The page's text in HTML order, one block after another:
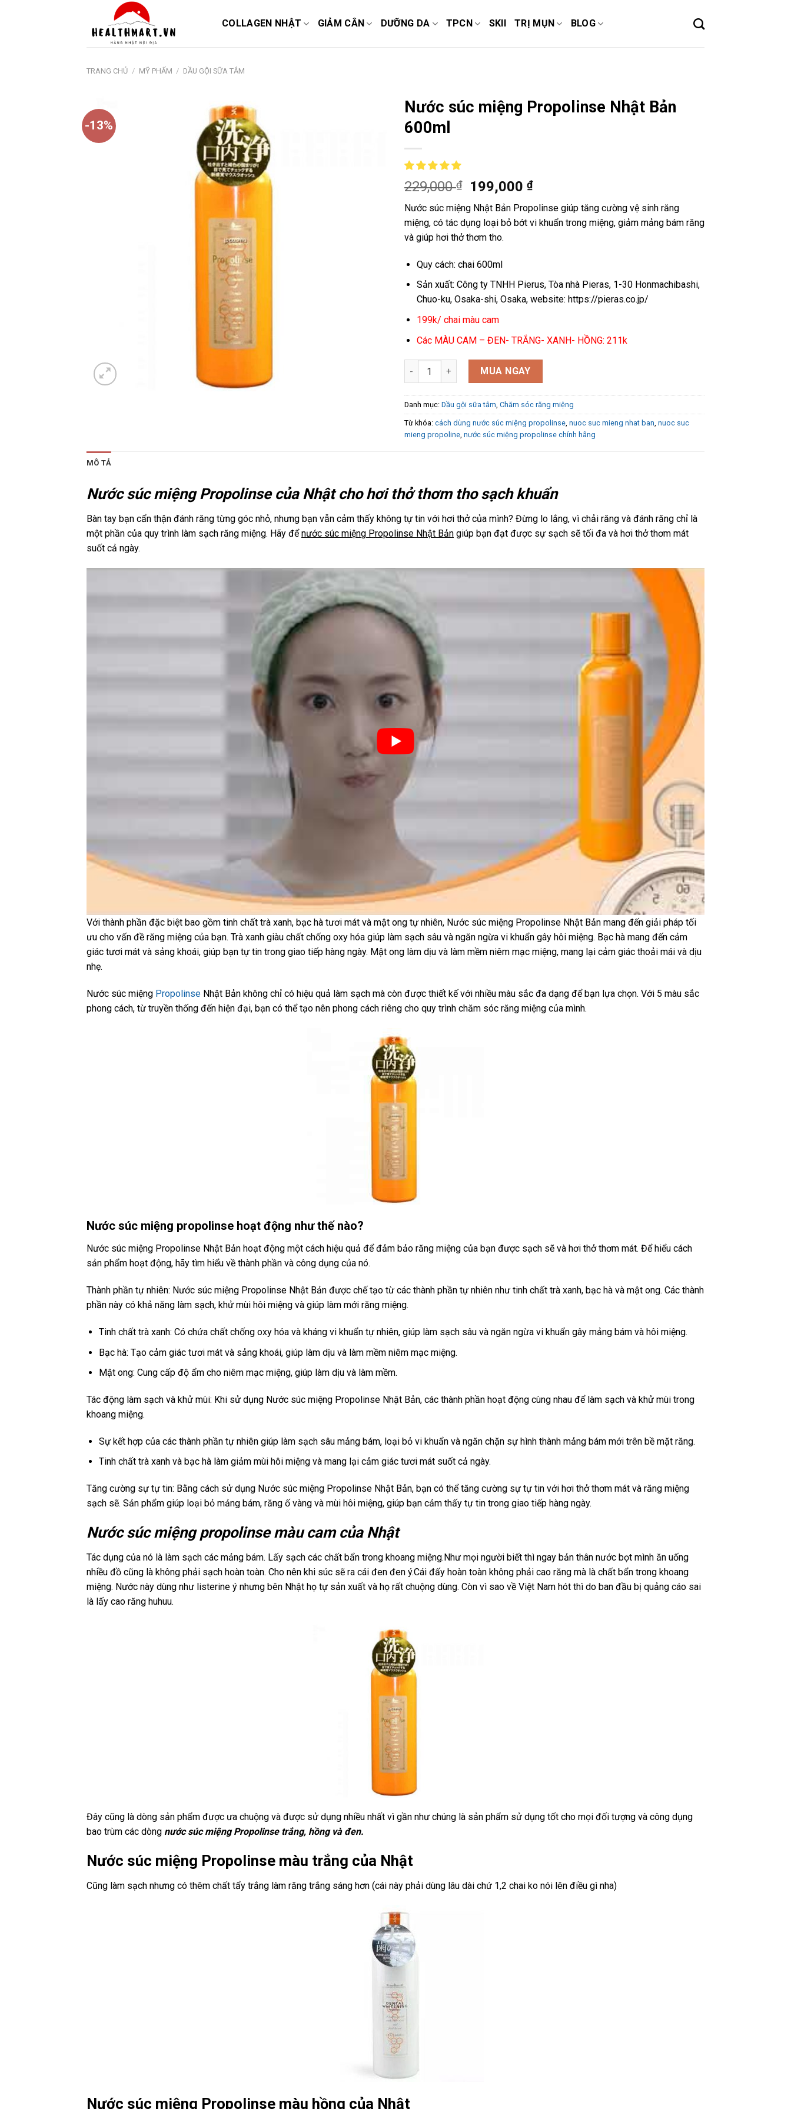
COLLAGEN NHẬT GIẢM CÂN DƯỠNG DA TPCN SKII TRỊ MỤN BLOG
TRANG CHỦ / MỸ PHẨM / DẦU GỘI SỮA TẮM
-13%
Nước súc miệng Propolinse Nhật Bản
600ml
229,000₫ 199,000₫
Nước súc miệng Nhật Bản Propolinse giúp tăng cường vệ sinh răng
miệng, có tác dụng loại bỏ bớt vi khuẩn trong miệng, giảm mảng bám răng
và giúp hơi thở thơm tho.
Quy cách: chai 600ml
Sản xuất: Công ty TNHH Pierus, Tòa nhà Pieras, 1-30 Honmachibashi,
Chuo-ku, Osaka-shi, Osaka, website: https://pieras.co.jp/
199k/ chai màu cam
Các MÀU CAM – ĐEN- TRẮNG- XANH- HỒNG: 211k
Nước súc miệng Propolinse Nhật Bản 600ml số lượng
MUA NGAY
Danh mục: Dầu gội sữa tắm, Chăm sóc răng miệng
Từ khóa: cách dùng nước súc miệng propolinse, nuoc suc mieng nhat ban, nuoc suc
mieng propoline, nước súc miệng propolinse chính hãng
MÔ TẢ
Nước súc miệng Propolinse của Nhật cho hơi thở thơm tho sạch khuẩn
Bàn tay bạn cẩn thận đánh răng từng góc nhỏ, nhưng bạn vẫn cảm thấy không tự tin với hơi thở của mình? Đừng lo lắng, vì chải răng và đánh răng chỉ là
một phần của quy trình làm sạch răng miệng. Hãy đểnước súc miệng Propolinse Nhật Bản giúp bạn đạt được sự sạch sẽ tối đa và hơi thở thơm mát
suốt cả ngày.
Với thành phần đặc biệt bao gồm tinh chất trà xanh, bạc hà tươi mát và mật ong tự nhiên, Nước súc miệng Propolinse Nhật Bản mang đến giải pháp tối
ưu cho vấn đề răng miệng của bạn. Trà xanh giàu chất chống oxy hóa giúp làm sạch sâu và ngăn ngừa vi khuẩn gây hôi miệng. Bạc hà mang đến cảm
giác tươi mát và sảng khoái, giúp bạn tự tin trong giao tiếp hàng ngày. Mật ong làm dịu và làm mềm niêm mạc miệng, mang lại cảm giác thoải mái và dịu
nhẹ.
Nước súc miệng Propolinse Nhật Bản không chỉ có hiệu quả làm sạch mà còn được thiết kế với nhiều màu sắc đa dạng để bạn lựa chọn. Với 5 màu sắc
phong cách, từ truyền thống đến hiện đại, bạn có thể tạo nên phong cách riêng cho quy trình chăm sóc răng miệng của mình.
Nước súc miệng propolinse hoạt động như thế nào?
Nước súc miệng Propolinse Nhật Bản hoạt động một cách hiệu quả để đảm bảo răng miệng của bạn được sạch sẽ và hơi thở thơm mát. Để hiểu cách
sản phẩm hoạt động, hãy tìm hiểu về thành phần và công dụng của nó.
Thành phần tự nhiên: Nước súc miệng Propolinse Nhật Bản được chế tạo từ các thành phần tự nhiên như tinh chất trà xanh, bạc hà và mật ong. Các thành
phần này có khả năng làm sạch, khử mùi hôi miệng và giúp làm mới răng miệng.
Tinh chất trà xanh: Có chứa chất chống oxy hóa và kháng vi khuẩn tự nhiên, giúp làm sạch sâu và ngăn ngừa vi khuẩn gây mảng bám và hôi miệng.
Bạc hà: Tạo cảm giác tươi mát và sảng khoái, giúp làm dịu và làm mềm niêm mạc miệng.
Mật ong: Cung cấp độ ẩm cho niêm mạc miệng, giúp làm dịu và làm mềm.
Tác động làm sạch và khử mùi: Khi sử dụng Nước súc miệng Propolinse Nhật Bản, các thành phần hoạt động cùng nhau để làm sạch và khử mùi trong
khoang miệng.
Sự kết hợp của các thành phần tự nhiên giúp làm sạch sâu mảng bám, loại bỏ vi khuẩn và ngăn chặn sự hình thành mảng bám mới trên bề mặt răng.
Tinh chất trà xanh và bạc hà làm giảm mùi hôi miệng và mang lại cảm giác tươi mát suốt cả ngày.
Tăng cường sự tự tin: Bằng cách sử dụng Nước súc miệng Propolinse Nhật Bản, bạn có thể tăng cường sự tự tin với hơi thở thơm mát và răng miệng
sạch sẽ. Sản phẩm giúp loại bỏ mảng bám, răng ố vàng và mùi hôi miệng, giúp bạn cảm thấy tự tin trong giao tiếp hàng ngày.
Nước súc miệng propolinse màu cam của Nhật
Tác dụng của nó là làm sạch các mảng bám. Lấy sạch các chất bẩn trong khoang miệng.Như mọi người biết thì ngay bản thân nước bọt mình ăn uống
nhiều đồ cũng là không phải sạch hoàn toàn. Cho nên khi súc sẽ ra cái đen đen ý.Cái đấy hoàn toàn không phải cao răng mà là chất bẩn trong khoang
miệng. Nước này dùng như listerine ý nhưng bên Nhật họ tự sản xuất và họ rất chuộng dùng. Còn vì sao về Việt Nam hót thì do ban đầu bị quảng cáo sai
là lấy cao răng huhuu.
Đây cũng là dòng sản phẩm được ưa chuộng và được sử dụng nhiều nhất vì gần như chúng là sản phẩm sử dụng tốt cho mọi đối tượng và công dụng
bao trùm các dòng nước súc miệng Propolinse trắng, hồng và đen.
Nước súc miệng Propolinse màu trắng của Nhật
Cũng làm sạch nhưng có thêm chất tẩy trắng làm răng trắng sáng hơn (cái này phải dùng lâu dài chứ 1,2 chai ko nói lên điều gì nha)
Nước súc miệng Propolinse màu hồng của Nhật